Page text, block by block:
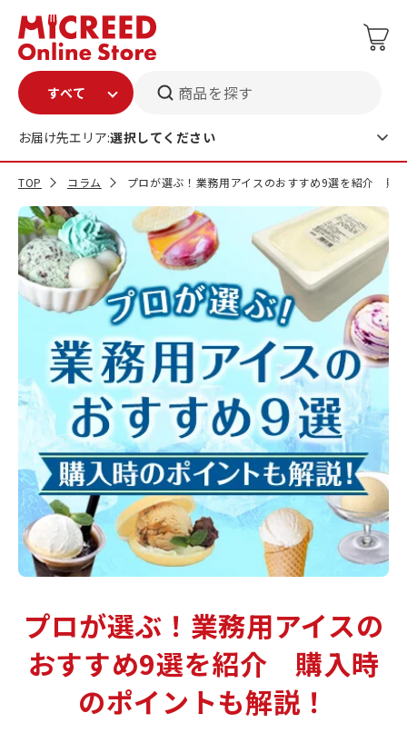
商品を探す
お届け先エリア:選択してください
TOP コラム プロが選ぶ！業務用アイスのおすすめ9選を紹介 購
プロが選ぶ！業務用アイスの
おすすめ9選を紹介 購入時
のポイントも解説！